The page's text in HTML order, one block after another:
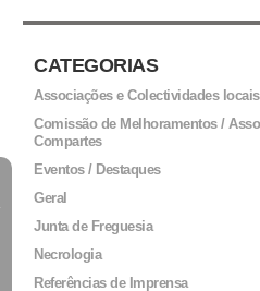
CATEGORIAS
Associações e Colectividades locais
Comissão de Melhoramentos /
Compartes
Eventos / Destaques
Geral
Junta de Freguesia
Necrologia
Referências de Imprensa